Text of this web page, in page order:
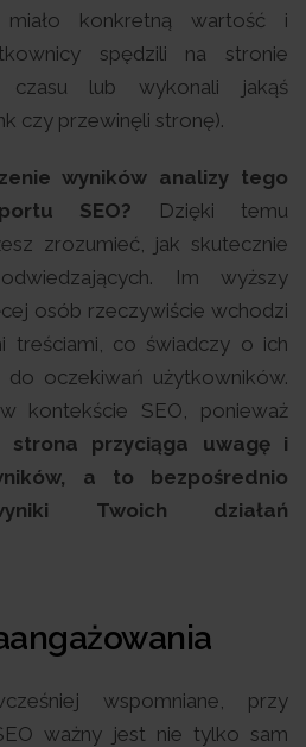
konkretną wartość i
spędzili na stronie
czasu lub wykonali jakąś
czy przewinęli stronę).
wyników analizy tego
SEO? Dzięki temu
zrozumieć, jak skutecznie
Im wyższy
osób rzeczywiście wchodzi
treściami, co świadczy o ich
do oczekiwań użytkowników.
kontekście SEO, ponieważ
strona przyciąga uwagę i
a to bezpośrednio
Twoich działań
wspomniane, przy
ważny jest nie tylko sam